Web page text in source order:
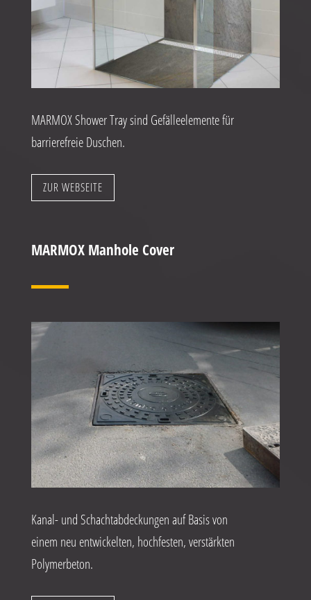
MARMOX Shower Tray sind Gefälleelemente für
barrierefreie Duschen.
ZUR WEBSEITE
MARMOX Manhole Cover
Kanal- und Schachtabdeckungen auf Basis von
einem neu entwickelten, hochfesten, verstärkten
Polymerbeton.